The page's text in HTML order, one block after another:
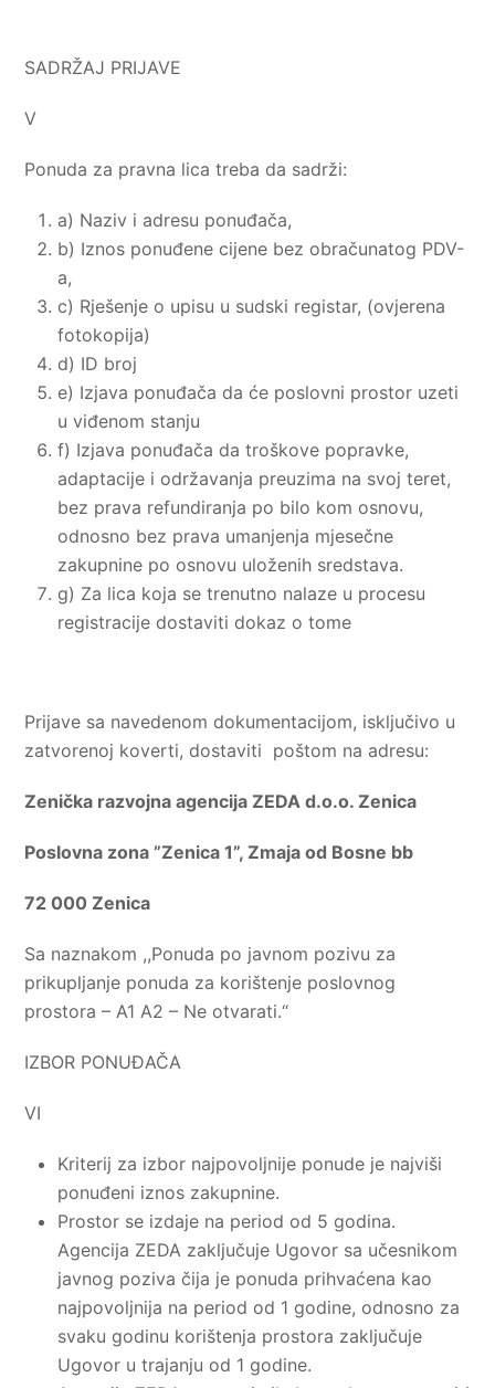
SADRŽAJ PRIJAVE
V
Ponuda za pravna lica treba da sadrži:
a) Naziv i adresu ponuđača,
b) Iznos ponuđene cijene bez obračunatog PDV-
a,
c) Rješenje o upisu u sudski registar, (ovjerena
fotokopija)
d) ID broj
e) Izjava ponuđača da će poslovni prostor uzeti
u viđenom stanju
f) Izjava ponuđača da troškove popravke,
adaptacije i održavanja preuzima na svoj teret,
bez prava refundiranja po bilo kom osnovu,
odnosno bez prava umanjenja mjesečne
zakupnine po osnovu uloženih sredstava.
g) Za lica koja se trenutno nalaze u procesu
registracije dostaviti dokaz o tome
Prijave sa navedenom dokumentacijom, isključivo u
zatvorenoj koverti, dostaviti poštom na adresu:
Zenička razvojna agencija ZEDA d.o.o. Zenica
Poslovna zona ”Zenica 1”, Zmaja od Bosne bb
72 000 Zenica
Sa naznakom ,,Ponuda po javnom pozivu za
prikupljanje ponuda za korištenje poslovnog
prostora – A1 A2 – Ne otvarati.“
IZBOR PONUĐAČA
VI
Kriterij za izbor najpovoljnije ponude je najviši
ponuđeni iznos zakupnine.
Prostor se izdaje na period od 5 godina.
Agencija ZEDA zaključuje Ugovor sa učesnikom
javnog poziva čija je ponuda prihvaćena kao
najpovoljnija na period od 1 godine, odnosno za
svaku godinu korištenja prostora zaključuje
Ugovor u trajanju od 1 godine.